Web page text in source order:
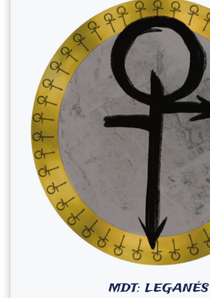
MDT: LEGANÉS